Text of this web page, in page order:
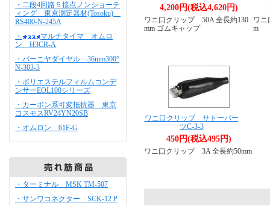
・二段4回路５接点ノンショーテ
ィング 東京測定器材(Tosoku)
RS400-N-245A
・
マルチタイマ オムロ
ン H3CR-A
・バーニヤダイヤル 36mm300°
N-303-3
・ポリエステルフィルムコンデ
ンサーEOL100シリーズ
・カーボン系可変抵抗器 東京
コスモスRV24YN20SB
・オムロン 61F-G
・ターミナル MSK TM-507
・サンワコネクター SCK-12 P
4,200円(税込4,620円)
ワニ口クリップ 50A 全長約130
mm ゴムキャップ
ワニ
m
ワニ口クリップ サトーパー
ツC-3-3
450円(税込495円)
ワニ口クリップ 3A 全長約50mm